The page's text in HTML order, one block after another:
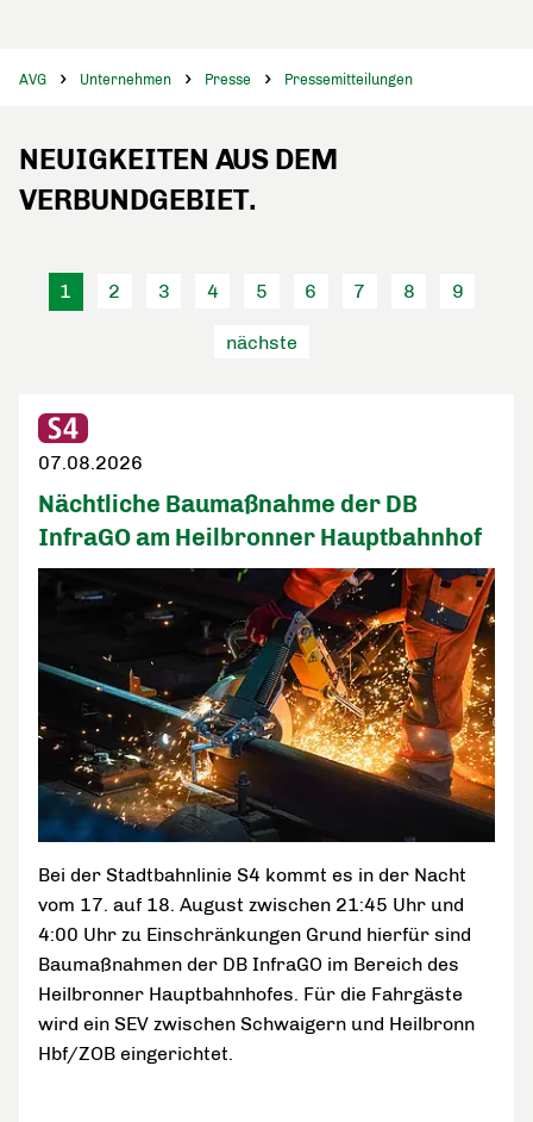
AVG Unternehmen Presse Pressemitteilungen
NEUIGKEITEN AUS DEM
VERBUNDGEBIET.
1 2 3 4 5 6 7 8 9
nächste
07.08.2026
Nächtliche Baumaßnahme der DB
InfraGO am Heilbronner Hauptbahnhof
Bei der Stadtbahnlinie S4 kommt es in der Nacht
vom 17. auf 18. August zwischen 21:45 Uhr und
4:00 Uhr zu Einschränkungen Grund hierfür sind
Baumaßnahmen der DB InfraGO im Bereich des
Heilbronner Hauptbahnhofes. Für die Fahrgäste
wird ein SEV zwischen Schwaigern und Heilbronn
Hbf/ZOB eingerichtet.